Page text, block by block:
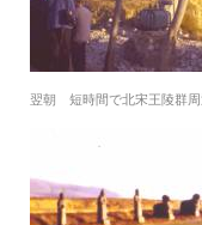
翌朝 短時間で北宋王陵群周